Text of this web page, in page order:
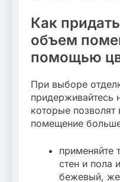
Как
объем
помощью
При выборе
придерживайтесь
которые позволят
помещение
применяйте
стен и пола
бежевый,